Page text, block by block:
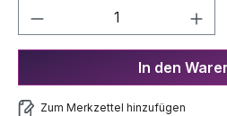
Produkt Anzahl:
In den
Zum Merkzettel hinzufügen